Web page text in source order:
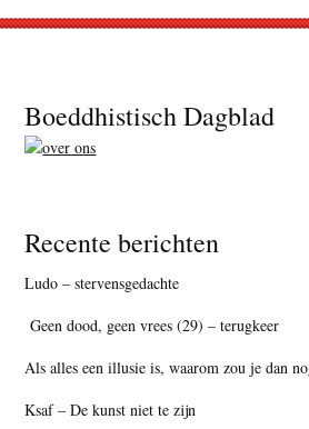
Footer
Boeddhistisch Dagblad
Recente berichten
Ludo – stervensgedachte
Geen dood, geen vrees (29) – terugkeer
Als alles een illusie is, waarom zou je dan
Ksaf – De kunst niet te zijn